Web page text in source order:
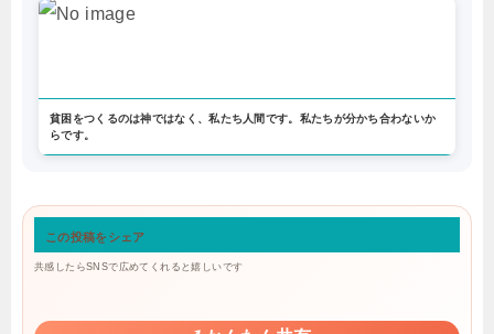
貧困をつくるのは神ではなく、私たち人間です。私たちが分かち合わないか
らです。
この投稿をシェア
共感したらSNSで広めてくれると嬉しいです